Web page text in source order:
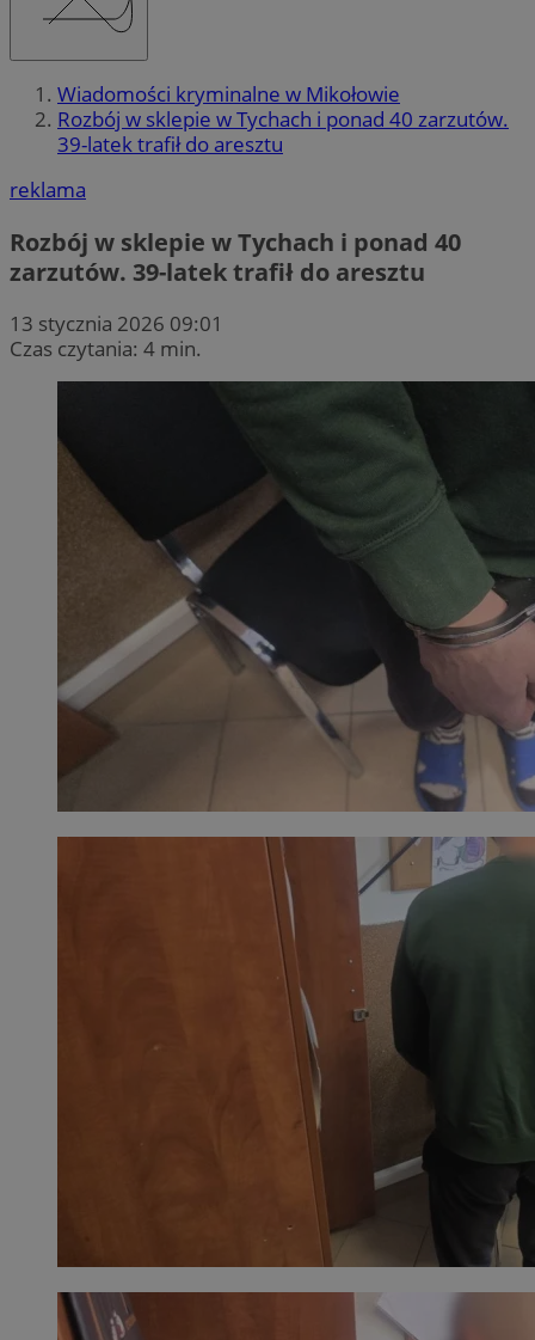
Wiadomości kryminalne w Mikołowie
Rozbój w sklepie w Tychach i ponad 40 zarzutów.
39-latek trafił do aresztu
reklama
Rozbój w sklepie w Tychach i ponad 40
zarzutów. 39-latek trafił do aresztu
13 stycznia 2026 09:01
Czas czytania: 4 min.